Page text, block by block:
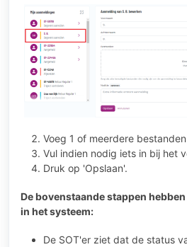
Voeg 1 of meerdere
Vul indien nodig iets in bij het
Druk op 'Opslaan'.
De bovenstaande stappen
in het systeem:
De SOT'er ziet dat de status